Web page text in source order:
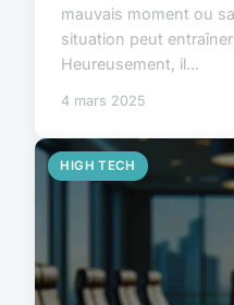
mauvais moment ou
situation peut
Heureusement, il...
4 mars 2025
HIGH TECH